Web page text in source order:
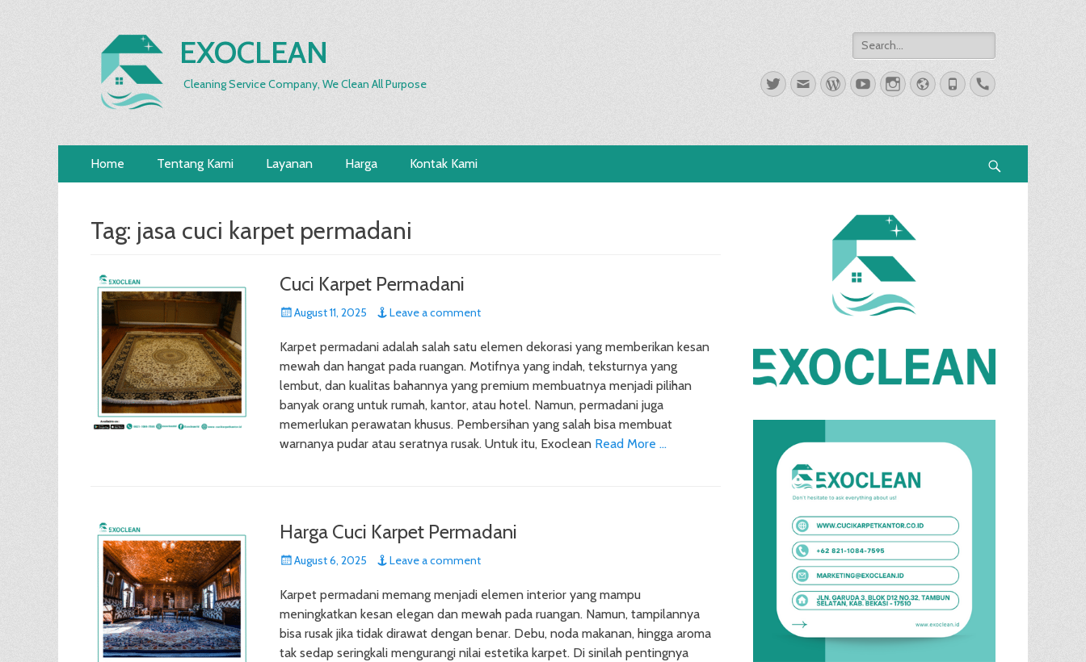
EXOCLEAN
Cleaning Service Company, We Clean All Purpose
Search
for:
TwitterEmailWordPress
YouTubeInstagram
Website
PhoneHandset
Primary
Menu
Home Tentang Kami Layanan Harga Kontak Kami
Tag: jasa cuci karpet permadani
Cuci Karpet Permadani
Posted
August 11, 2025 Leave a comment
Karpet permadani adalah salah satu elemen dekorasi yang memberikan kesan
mewah dan hangat pada ruangan. Motifnya yang indah, teksturnya yang
lembut, dan kualitas bahannya yang premium membuatnya menjadi pilihan
banyak orang untuk rumah, kantor, atau hotel. Namun, permadani juga
memerlukan perawatan khusus. Pembersihan yang salah bisa membuat
warnanya pudar atau seratnya rusak. Untuk itu, Exoclean Read More …
Harga Cuci Karpet Permadani
Posted
August 6, 2025 Leave a comment
Karpet permadani memang menjadi elemen interior yang mampu
meningkatkan kesan elegan dan mewah pada ruangan. Namun, tampilannya
bisa rusak jika tidak dirawat dengan benar. Debu, noda makanan, hingga aroma
tak sedap seringkali mengurangi nilai estetika karpet. Di sinilah pentingnya